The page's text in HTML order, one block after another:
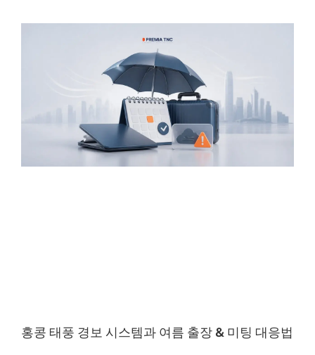
홍콩 태풍 경보 시스템과 여름 출장 & 미팅 대응법